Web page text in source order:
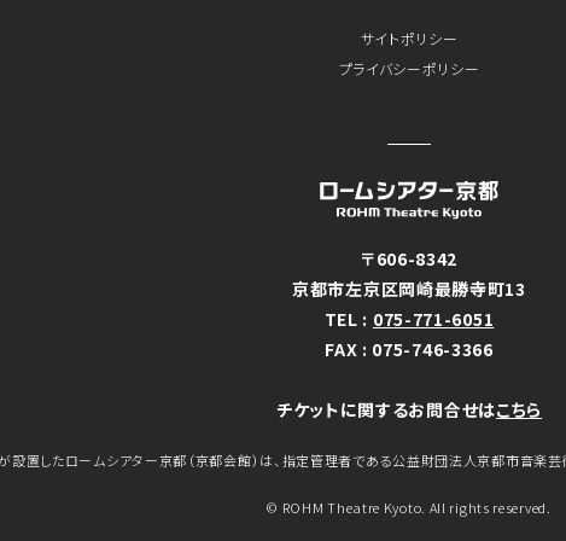
サイトポリシー
プライバシーポリシー
〒606-8342
京都市左京区岡崎最勝寺町13
TEL : 075-771-6051
FAX : 075-746-3366
チケットに関するお問合せはこちら
設置したロームシアター京都（京都会館）は、指定管理者である公益財団法人京都市音楽芸
© ROHM Theatre Kyoto. All rights reserved.